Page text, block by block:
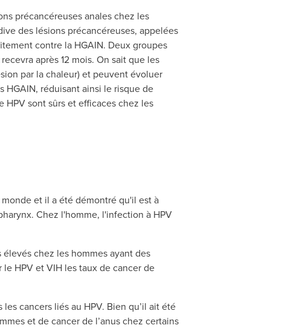
précancéreuses anales chez les
des lésions précancéreuses, appelées
contre la HGAIN. Deux groupes
après 12 mois. On sait que les
par la chaleur) et peuvent évoluer
HGAIN, réduisant ainsi le risque de
HPV sont sûrs et efficaces chez les
et il a été démontré qu'il est à
Chez l'homme, l'infection à HPV
chez les hommes ayant des
HPV et VIH les taux de cancer de
cancers liés au HPV. Bien qu’il ait été
et de cancer de l’anus chez certains